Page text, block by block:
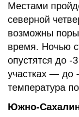
Местами
северной
возможны
время. Ночью
опустятся до -
участках — до
температура
Южно-